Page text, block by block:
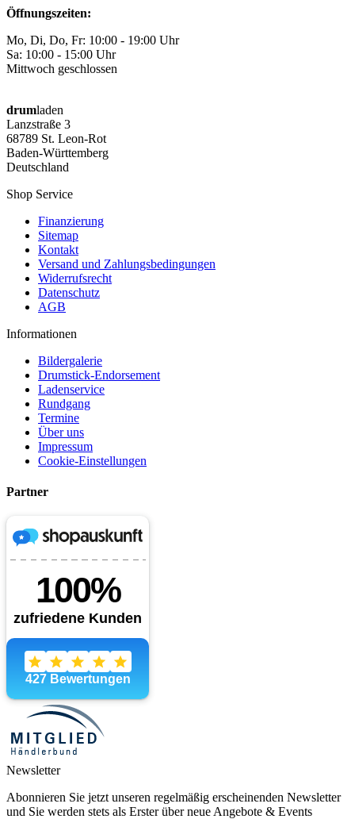
Öffnungszeiten:
Mo, Di, Do, Fr: 10:00 - 19:00 Uhr
Sa: 10:00 - 15:00 Uhr
Mittwoch geschlossen
drumladen
Lanzstraße 3
68789 St. Leon-Rot
Baden-Württemberg
Deutschland
Shop Service
Finanzierung
Sitemap
Kontakt
Versand und Zahlungsbedingungen
Widerrufsrecht
Datenschutz
AGB
Informationen
Bildergalerie
Drumstick-Endorsement
Ladenservice
Rundgang
Termine
Über uns
Impressum
Cookie-Einstellungen
Partner
Newsletter
Abonnieren Sie jetzt unseren regelmäßig erscheinenden Newsletter
und Sie werden stets als Erster über neue Angebote & Events